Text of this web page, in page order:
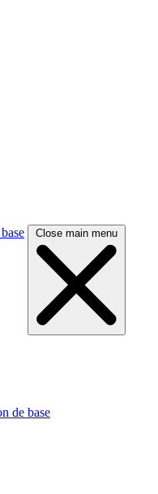
Close main menu
de base